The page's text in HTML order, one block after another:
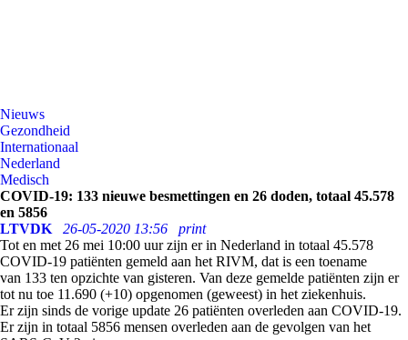
Nieuws
Gezondheid
Internationaal
Nederland
Medisch
COVID-19: 133 nieuwe besmettingen en 26 doden, totaal 45.578
en 5856
LTVDK
26-05-2020 13:56
print
Tot en met 26 mei 10:00 uur zijn er in Nederland in totaal 45.578
COVID-19 patiënten gemeld aan het RIVM, dat is een toename
van 133 ten opzichte van gisteren. Van deze gemelde patiënten zijn er
tot nu toe 11.690 (+10) opgenomen (geweest) in het ziekenhuis.
Er zijn sinds de vorige update 26 patiënten overleden aan COVID-19.
Er zijn in totaal 5856 mensen overleden aan de gevolgen van het